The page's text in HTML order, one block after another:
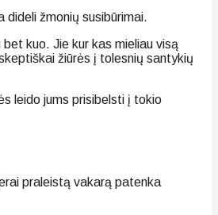
dideli žmonių susibūrimai.
kuo. Jie kur kas mieliau visą
žiūrės į tolesnių santykių
leido jums prisibelsti į tokio
praleistą vakarą patenka